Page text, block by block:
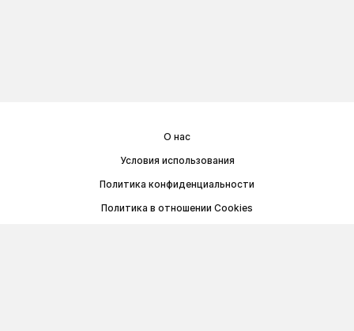
О нас
Условия использования
Политика конфиденциальности
Политика в отношении Cookies